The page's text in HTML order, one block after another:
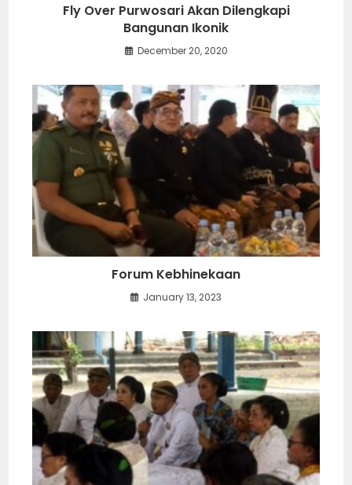
Fly Over Purwosari Akan Dilengkapi
Bangunan Ikonik
December 20, 2020
Forum Kebhinekaan
January 13, 2023